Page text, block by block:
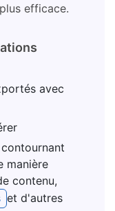
efficace.
avec
manière
contenu,
et d'autres